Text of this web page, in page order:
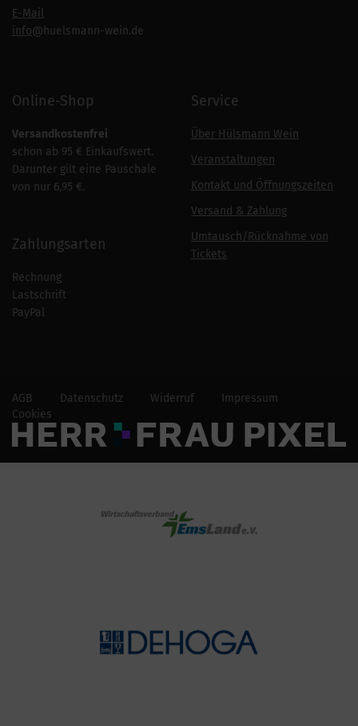
E-Mail
info@huelsmann-wein.de
Online-Shop
Versandkostenfrei
schon ab 95 € Einkaufswert.
Darunter gilt eine Pauschale
von nur 6,95 €.
Zahlungsarten
Rechnung
Lastschrift
PayPal
Service
Über Hülsmann Wein
Veranstaltungen
Kontakt und Öffnungszeiten
Versand & Zahlung
Umtausch/Rücknahme von
Tickets
AGB Datenschutz Widerruf
Impressum
Cookies